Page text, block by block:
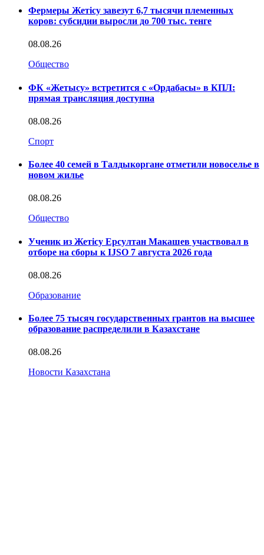
Фермеры Жетісу завезут 6,7 тысячи племенных
коров: субсидии выросли до 700 тыс. тенге
08.08.26
Общество
ФК «Жетысу» встретится с «Ордабасы» в КПЛ:
прямая трансляция доступна
08.08.26
Спорт
Более 40 семей в Талдыкоргане отметили новоселье в
новом жилье
08.08.26
Общество
Ученик из Жетісу Ерсултан Макашев участвовал в
отборе на сборы к IJSO 7 августа 2026 года
08.08.26
Образование
Более 75 тысяч государственных грантов на высшее
образование распределили в Казахстане
08.08.26
Новости Казахстана